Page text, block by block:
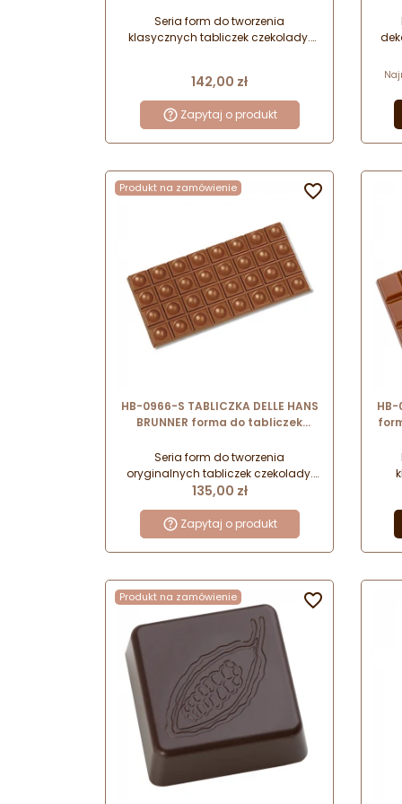
Seria form do tworzenia
klasycznych tabliczek czekolady.
Cena
142,00 zł
Zapytaj o produkt
Produkt na zamówienie
HB-0966-S TABLICZKA DELLE HANS
BRUNNER forma do tabliczek
wgłębieniem
Seria form do tworzenia
oryginalnych tabliczek czekolady.
Wykonane z wysokiej jakości
Cena
135,00 zł
Zapytaj o produkt

HB-
Produkt na zamówienie 